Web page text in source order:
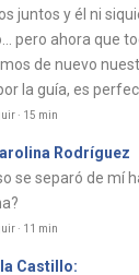
juntos y él ni
pero ahora que
de nuevo
la guía, es
· 15 min
Rodríguez
se separó de mí
· 11 min
Castillo: